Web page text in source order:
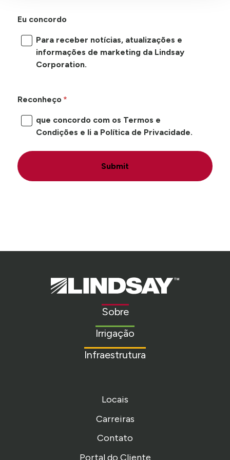
Eu concordo
Para receber notícias, atualizações e
informações de marketing da Lindsay
Corporation.
Reconheço
que concordo com os Termos e
Condições e li a Política de Privacidade.
Submit
Lindsay.
Link
Sobre
Irrigação
Infraestrutura
Locais
Carreiras
Contato
Portal do Cliente